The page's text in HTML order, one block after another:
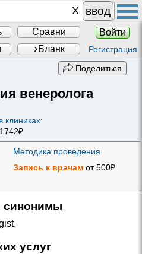
ввод
Сравни
Войти
Бланк Регистрация
Поделиться
венеролога
клиниках:
Методика проведения
Запись к врачам от 500₽
синонимы
.
услуг